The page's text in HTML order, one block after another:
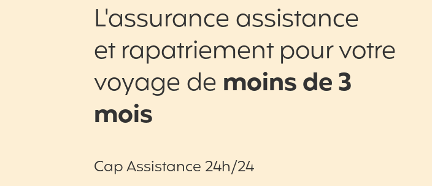
Cap Assistance 24h/24
L'assurance assistance
et rapatriement pour votre
voyage de moins de 3
mois